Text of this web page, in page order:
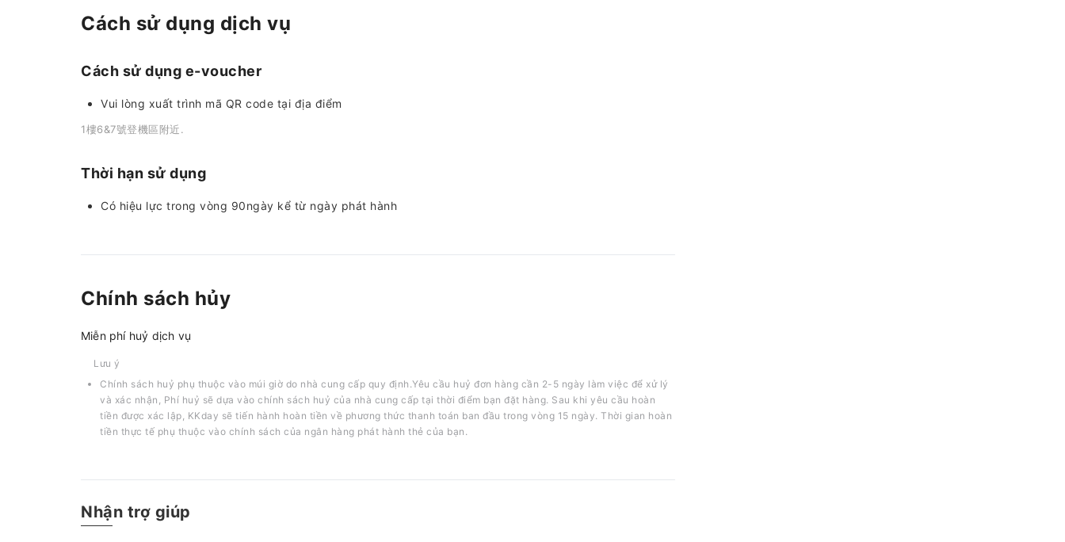
Cách sử dụng dịch vụ
Cách sử dụng e-voucher
Vui lòng xuất trình mã QR code tại địa điểm
1樓6&7號登機區附近.
Thời hạn sử dụng
Có hiệu lực trong vòng 90ngày kể từ ngày phát hành
Chính sách hủy
Miễn phí huỷ dịch vụ
Lưu ý
Chính sách huỷ phụ thuộc vào múi giờ do nhà cung cấp quy định.Yêu cầu huỷ đơn hàng cần 2-5 ngày làm việc để xử lý
và xác nhận, Phí huỷ sẽ dựa vào chính sách huỷ của nhà cung cấp tại thời điểm bạn đặt hàng. Sau khi yêu cầu hoàn
tiền được xác lập, KKday sẽ tiến hành hoàn tiền về phương thức thanh toán ban đầu trong vòng 15 ngày. Thời gian hoàn
tiền thực tế phụ thuộc vào chính sách của ngân hàng phát hành thẻ của bạn.
Nhận trợ giúp